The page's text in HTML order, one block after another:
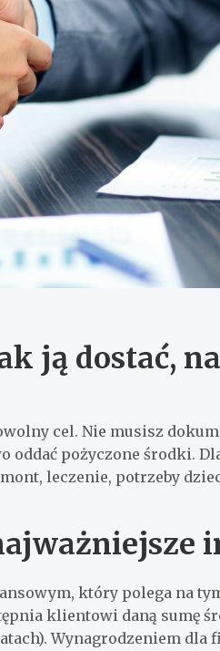
ją dostać,
cel. Nie musisz
oddać pożyczone środki.
leczenie, potrzeby
który polega na
klientowi daną sumę
Wynagrodzeniem